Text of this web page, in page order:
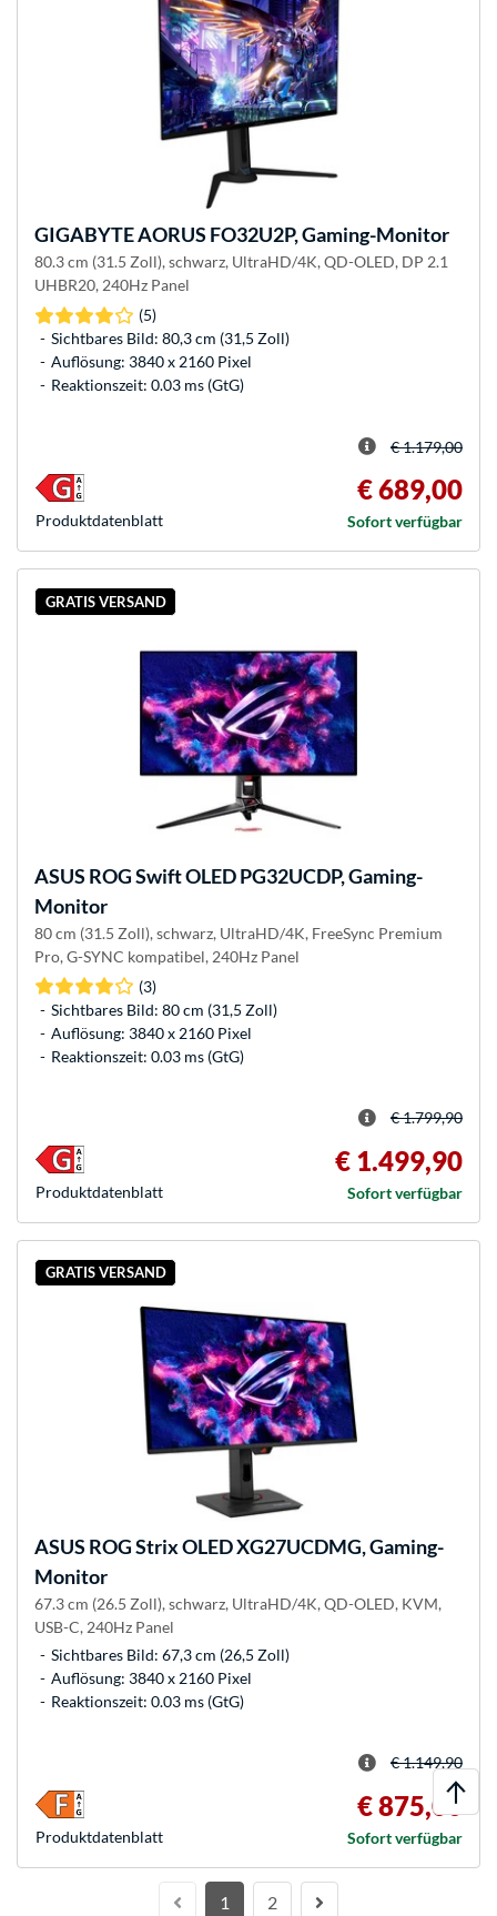
GIGABYTEAORUS FO32U2P, Gaming-Monitor
80.3 cm (31.5 Zoll), schwarz, UltraHD/4K, QD-OLED, DP 2.1
UHBR20, 240Hz Panel
(5)
Sichtbares Bild: 80,3 cm (31,5 Zoll)
Auflösung: 3840 x 2160 Pixel
Reaktionszeit: 0.03 ms (GtG)
€ 1.179,00
€ 689,00
Sofort verfügbar
Produkt­datenblatt
GRATIS VERSAND
ASUS ROG Swift OLED PG32UCDP, Gaming-
Monitor
80 cm (31.5 Zoll), schwarz, UltraHD/4K, FreeSync Premium
Pro, G-SYNC kompatibel, 240Hz Panel
(3)
Sichtbares Bild: 80 cm (31,5 Zoll)
Auflösung: 3840 x 2160 Pixel
Reaktionszeit: 0.03 ms (GtG)
€ 1.799,90
€ 1.499,90
Sofort verfügbar
Produkt­datenblatt
GRATIS VERSAND
ASUS ROG Strix OLED XG27UCDMG, Gaming-
Monitor
67.3 cm (26.5 Zoll), schwarz, UltraHD/4K, QD-OLED, KVM,
USB-C, 240Hz Panel
Sichtbares Bild: 67,3 cm (26,5 Zoll)
Auflösung: 3840 x 2160 Pixel
Reaktionszeit: 0.03 ms (GtG)
€ 1.149,90
€ 875,00
Sofort verfügbar
Produkt­datenblatt
1 2